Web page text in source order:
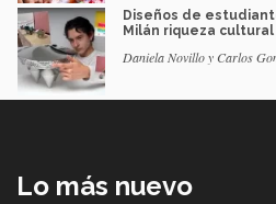
Diseños de
Milán riqueza
Daniela Novillo y Carlos
Lo más nuevo